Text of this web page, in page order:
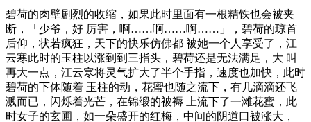
碧荷的肉壁剧烈的收缩，如果此时里面有一根精铁也会被夹
断，「少爷，好 厉害，啊……啊……啊……」，碧荷的琼首
后仰，状若疯狂，天下的快乐仿佛都 被她一个人享受了，江
云寒此时的玉柱以涨到到三指头，碧荷还是无法满足，大 叫
再大一点，江云寒将灵气扩大了半个手指，速度也加快，此时
碧荷的下体随着 玉柱的动，花蜜也随之流下，有几滴滴还飞
溅而已，闪烁着光芒，在锦缎的被褥 上流下了一滩花蜜，此
时女子的玄圃，如一朵盛开的红梅，中间的阴道口被涨大，